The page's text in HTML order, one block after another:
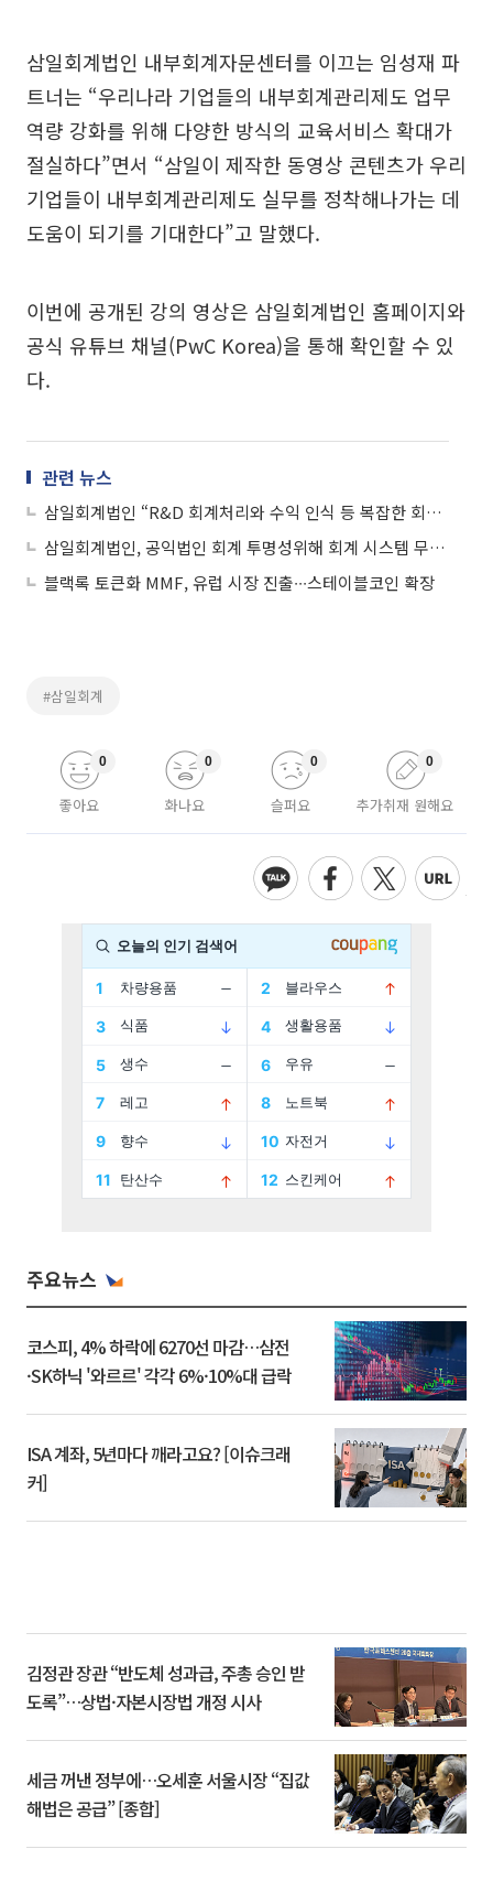
삼일회계법인 내부회계자문센터를 이끄는 임성재 파
트너는 “우리나라 기업들의 내부회계관리제도 업무
역량 강화를 위해 다양한 방식의 교육서비스 확대가
절실하다”면서 “삼일이 제작한 동영상 콘텐츠가 우리
기업들이 내부회계관리제도 실무를 정착해나가는 데
도움이 되기를 기대한다”고 말했다.
이번에 공개된 강의 영상은 삼일회계법인 홈페이지와
공식 유튜브 채널(PwC Korea)을 통해 확인할 수 있
다.
관련 뉴스
삼일회계법인 “R&D 회계처리와 수익 인식 등 복잡한 회계이슈 대응 미리 준비해야”
삼일회계법인, 공익법인 회계 투명성위해 회계 시스템 무료 배포
블랙록 토큰화 MMF, 유럽 시장 진출∙∙∙스테이블코인 확장
#삼일회계
좋아요
0
화나요
0
슬퍼요
0
추가취재 원해요
0
주요뉴스
코스피, 4% 하락에 6270선 마감…삼전
·SK하닉 '와르르' 각각 6%·10%대 급락
ISA 계좌, 5년마다 깨라고요? [이슈크래
커]
김정관 장관 “반도체 성과급, 주총 승인 받
도록”…상법·자본시장법 개정 시사
세금 꺼낸 정부에…오세훈 서울시장 “집값
해법은 공급” [종합]